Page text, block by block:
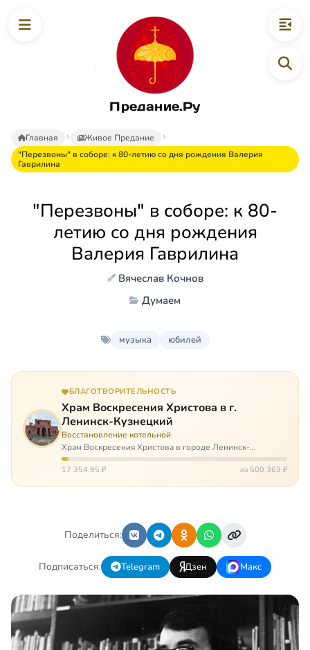
Предание.Ру
Главная
Живое Предание
"Перезвоны" в соборе: к 80-летию со дня рождения Валерия
Гаврилина
"Перезвоны" в соборе: к 80-
летию со дня рождения
Валерия Гаврилина
Вячеслав Кочнов
Думаем
музыка юбилей
БЛАГОТВОРИТЕЛЬНОСТЬ
Храм Воскресения Христова в г.
Ленинск-Кузнецкий
Восстановление котельной
Храм Воскресения Христова в городе Ленинск-
Кузнецкий в Кемеровской области – совсем новый, он
открылся всего 20 назад. И сейчас храм может вообще
17 354,95 ₽ из 500 363 ₽
Поделиться:
Подписаться: Telegram Дзен Макс